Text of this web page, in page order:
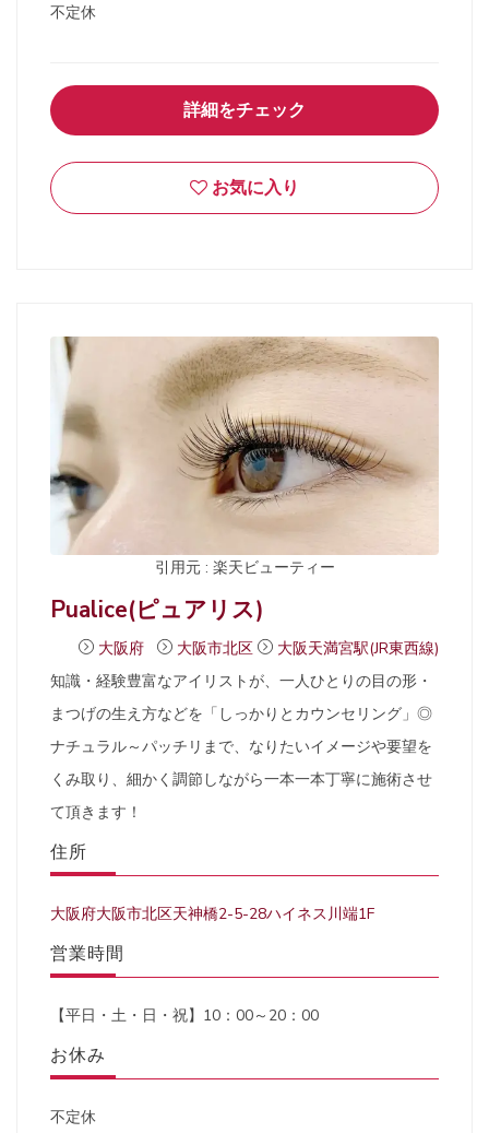
不定休
詳細をチェック
お気に入り
引用元 : 楽天ビューティー
Pualice(ピュアリス)
大阪府 大阪市北区
大阪天満宮駅(JR東西線)
知識・経験豊富なアイリストが、一人ひとりの目の形・
まつげの生え方などを「しっかりとカウンセリング」◎
ナチュラル～パッチリまで、なりたいイメージや要望を
くみ取り、細かく調節しながら一本一本丁寧に施術させ
て頂きます！
住所
大阪府大阪市北区天神橋2-5-28ハイネス川端1F
営業時間
【平日・土・日・祝】10：00～20：00
お休み
不定休